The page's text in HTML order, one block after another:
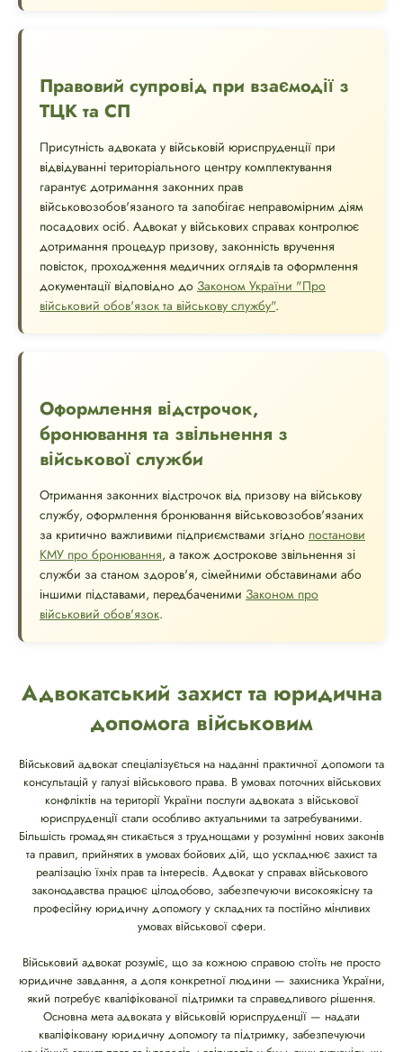
Правовий супровід при взаємодії з
ТЦК та СП
Присутність адвоката у військовій юриспруденції при
відвідуванні територіального центру комплектування
гарантує дотримання законних прав
військовозобов'язаного та запобігає неправомірним діям
посадових осіб. Адвокат у військових справах контролює
дотримання процедур призову, законність вручення
повісток, проходження медичних оглядів та оформлення
документації відповідно до Законом України "Про
військовий обов'язок та військову службу".
Оформлення відстрочок,
бронювання та звільнення з
військової служби
Отримання законних відстрочок від призову на військову
службу, оформлення бронювання військовозобов'язаних
за критично важливими підприємствами згідно постанови
КМУ про бронювання, а також дострокове звільнення зі
служби за станом здоров'я, сімейними обставинами або
іншими підставами, передбаченими Законом про
військовий обов'язок.
Адвокатський захист та юридична
допомога військовим
Військовий адвокат спеціалізується на наданні практичної допомоги та
консультацій у галузі військового права. В умовах поточних військових
конфліктів на території України послуги адвоката з військової
юриспруденції стали особливо актуальними та затребуваними.
Більшість громадян стикається з труднощами у розумінні нових законів
та правил, прийнятих в умовах бойових дій, що ускладнює захист та
реалізацію їхніх прав та інтересів. Адвокат у справах військового
законодавства працює цілодобово, забезпечуючи високоякісну та
професійну юридичну допомогу у складних та постійно мінливих
умовах військової сфери.
Військовий адвокат розуміє, що за кожною справою стоїть не просто
юридичне завдання, а доля конкретної людини — захисника України,
який потребує кваліфікованої підтримки та справедливого рішення.
Основна мета адвоката у військовій юриспруденції — надати
кваліфіковану юридичну допомогу та підтримку, забезпечуючи